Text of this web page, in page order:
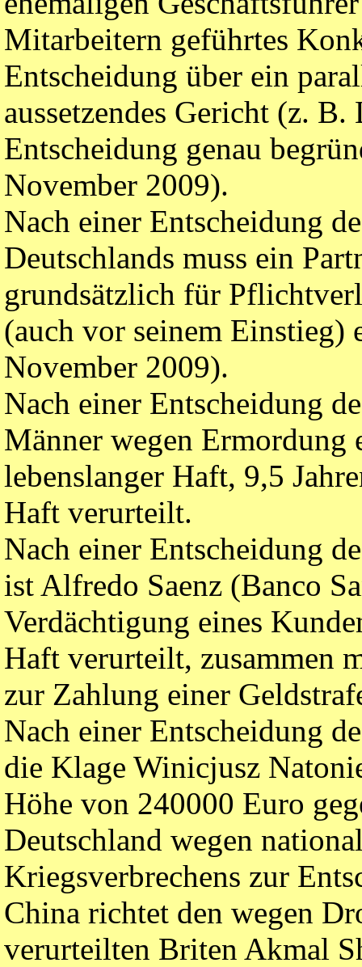
Mitarbeitern geführtes
Entscheidung über ein
aussetzendes Gericht (z.
Entscheidung genau
November 2009).
Nach einer Entscheidung
Deutschlands muss ein
grundsätzlich für
(auch vor seinem
November 2009).
Nach einer Entscheidung
Männer wegen
lebenslanger Haft, 9,5
Haft verurteilt.
Nach einer Entscheidung
ist Alfredo Saenz (Banco
Verdächtigung eines
Haft verurteilt, zusammen
zur Zahlung einer
Nach einer Entscheidung
die Klage Winicjusz
Höhe von 240000 Euro
Deutschland wegen
Kriegsverbrechens zur
China richtet den wegen
verurteilten Briten Akmal